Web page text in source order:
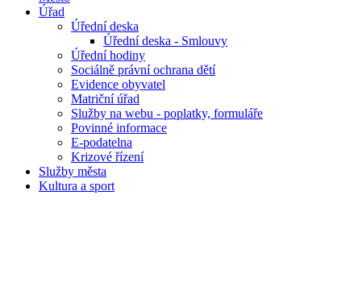
Úřad
Úřední deska
Úřední deska - Smlouvy
Úřední hodiny
Sociálně právní ochrana dětí
Evidence obyvatel
Matriční úřad
Služby na webu - poplatky, formuláře
Povinné informace
E-podatelna
Krizové řízení
Služby města
Kultura a sport